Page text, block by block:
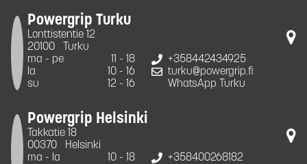
Powergrip Turku
Lonttistentie 12
20100
Turku
ma - pe
11 - 18
la
10 - 16
su
12 - 16
+358442434925
turku@powergrip.fi
WhatsApp Turku
Powergrip Helsinki
Takkatie 18
00370
Helsinki
ma - la
10 - 18
+358400268182